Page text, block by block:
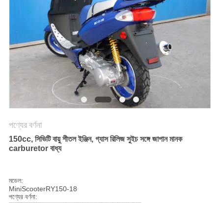
নীতি
পণ্যের বর্ণনা
150cc, সিভিটি বায়ু শীতল ইঞ্জিন, গ্যাস রিলিজ সুইচ সঙ্গে জাপান মানক
carburetor বাধ্য
মডেল:
MiniScooterRY150-18
পণ্যের বর্ণনা: